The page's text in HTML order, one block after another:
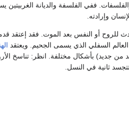
ففي الفلسفة والديانة الغربيتين
وإرادته.
للروح أو النفس بعد الموت. فقد إعتقد
السفلي الذي يسمى الجحيم. ويعتقد
من جديد) بأشكال مختلفة. انظر: تناسخ
ثانية في النسل.